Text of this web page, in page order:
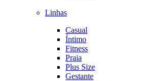
Linhas
Casual
Íntimo
Fitness
Praia
Plus Size
Gestante